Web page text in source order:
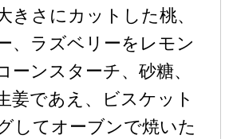
きさにカットした桃、
、ラズベリーをレモン
ーンスターチ、砂糖、
姜であえ、ビスケット
してオーブンで焼いた